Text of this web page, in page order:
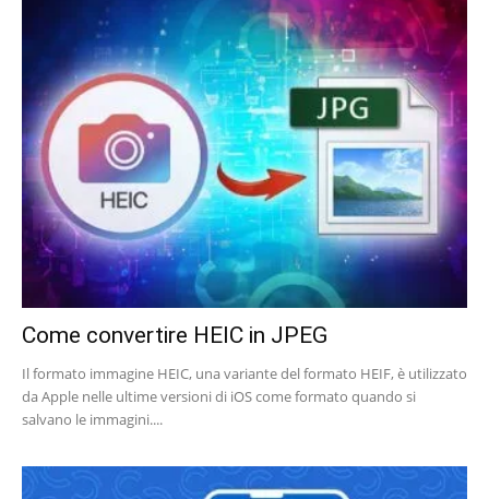
Come convertire HEIC in JPEG
Il formato immagine HEIC, una variante del formato HEIF, è utilizzato
da Apple nelle ultime versioni di iOS come formato quando si
salvano le immagini....